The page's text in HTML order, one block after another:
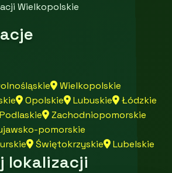
Wielkopolskie
Wielkopolskie
Opolskie Lubuskie
Łódzkie
Podlaskie
Zachodniopomorskie
pomorskie
Świętokrzyskie Lubelskie
lokalizacji